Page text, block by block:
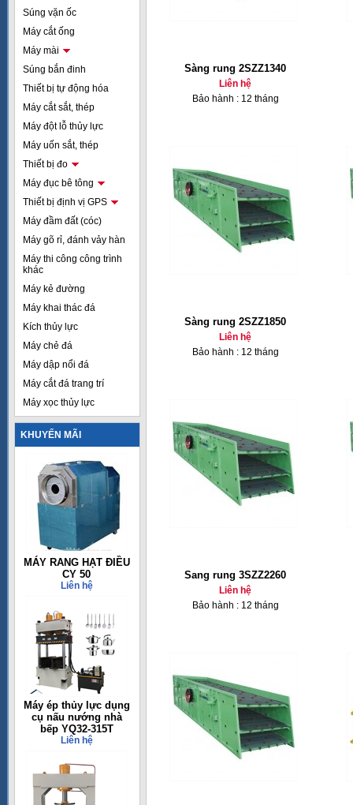
Súng vặn ốc
Máy cắt ống
Máy mài
Súng bắn đinh
Thiết bị tự động hóa
Máy cắt sắt, thép
Máy đột lỗ thủy lực
Máy uốn sắt, thép
Thiết bị đo
Máy đục bê tông
Thiết bị định vị GPS
Máy đầm đất (cóc)
Máy gõ rỉ, đánh vảy hàn
Máy thi công công trình
khác
Máy kẻ đường
Máy khai thác đá
Kích thủy lực
Máy chẻ đá
Máy dập nổi đá
Máy cắt đá trang trí
Máy xọc thủy lực
KHUYẾN MÃI
MÁY RANG HẠT ĐIỀU
CY 50
Liên hệ
Máy ép thủy lực dụng
cụ nấu nướng nhà
bếp YQ32-315T
Liên hệ
Sàng rung 2SZZ1340
Liên hệ
Bảo hành : 12 tháng
Sàng rung 2SZZ1850
Liên hệ
Bảo hành : 12 tháng
Sang rung 3SZZ2260
Liên hệ
Bảo hành : 12 tháng